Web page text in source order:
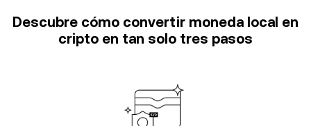
Descubre cómo convertir moneda local en
cripto en tan solo tres pasos